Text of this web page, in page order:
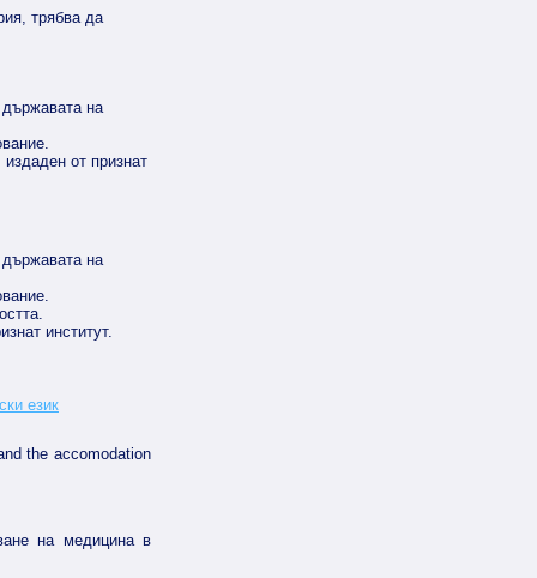
трябва да
на
издаден от признат
на
институт.
the accomodation
на медицина в